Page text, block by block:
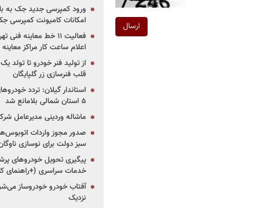
ارسال
ورود کمپرسی جدید جک به
امکانات کامیونت کمپرسی جک
فعالیت ۱۱ خط معاینه
اعلام ساعت کار مراکز
از تولید فنر خودرو تا تولد
قلب فنرسازی زر گلپایگان
استاندار گیلان: تردد
۵ استان شمالی بلامانع شد
ماشاله وردینی مدیرعامل
سبز دولت برای نوسازی
پیگیری تحویل خودروهای
خدمات سراسری (+راهنمای
آفتاب خودرو خودروساز
نزدیک